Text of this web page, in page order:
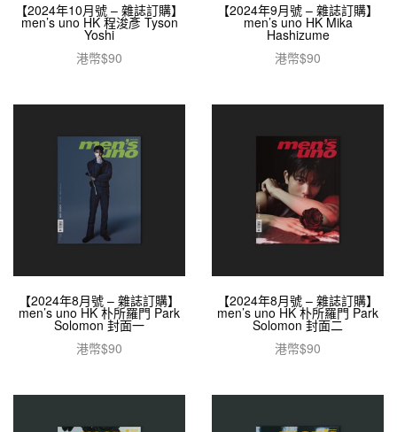
【2024年10月號 – 雜誌訂購】
men’s uno HK 程浚彥 Tyson
Yoshi
港幣$90
【2024年9月號 – 雜誌訂購】
men’s uno HK Mika
Hashizume
港幣$90
【2024年8月號 – 雜誌訂購】
men’s uno HK 朴所羅門 Park
Solomon 封面一
港幣$90
【2024年8月號 – 雜誌訂購】
men’s uno HK 朴所羅門 Park
Solomon 封面二
港幣$90